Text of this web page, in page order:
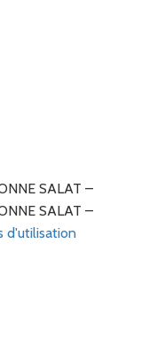
SALAT –
SALAT –
d'utilisation